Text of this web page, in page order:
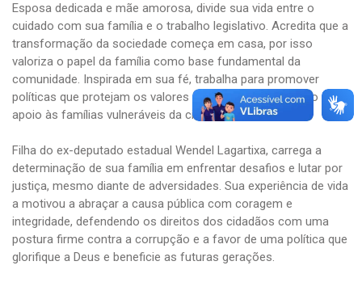
Esposa dedicada e mãe amorosa, divide sua vida entre o
cuidado com sua família e o trabalho legislativo. Acredita que a
transformação da sociedade começa em casa, por isso
valoriza o papel da família como base fundamental da
comunidade. Inspirada em sua fé, trabalha para promover
políticas que protejam os valores cristãos e fortaleçam o
apoio às famílias vulneráveis da cidade.
Filha do ex-deputado estadual Wendel Lagartixa, carrega a
determinação de sua família em enfrentar desafios e lutar por
justiça, mesmo diante de adversidades. Sua experiência de vida
a motivou a abraçar a causa pública com coragem e
integridade, defendendo os direitos dos cidadãos com uma
postura firme contra a corrupção e a favor de uma política que
glorifique a Deus e beneficie as futuras gerações.